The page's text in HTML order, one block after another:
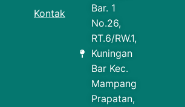
Kontak
Bar. 1
No.26,
RT.6/RW.1,
Kuningan
Bar Kec.
Mampang
Prapatan,